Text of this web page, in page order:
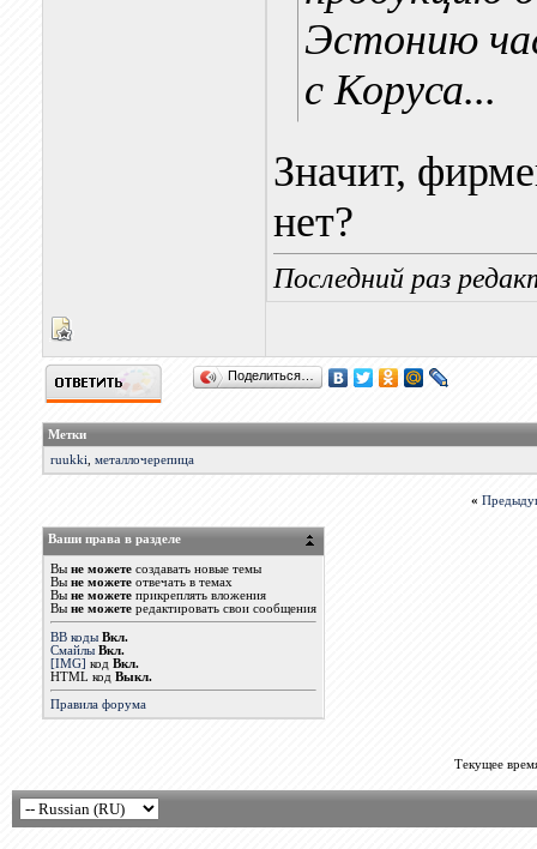
Эстонию
с Коруса...
Значит,
нет?
Последний раз
Поделиться…
Метки
ruukki
металлочерепица
«
Ваши права в разделе
Вы не можетесоздавать новые темы
Вы не можетеотвечать в темах
Вы не можетеприкреплять вложения
Вы не можетередактировать свои сообщения
BB коды Вкл.
Смайлы Вкл.
[IMG] код Вкл.
HTML код Выкл.
Правила форума
Текущее